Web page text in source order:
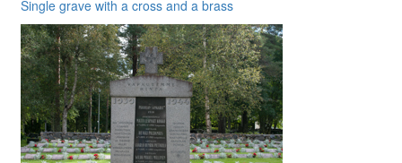
Single grave with a cross and a brass